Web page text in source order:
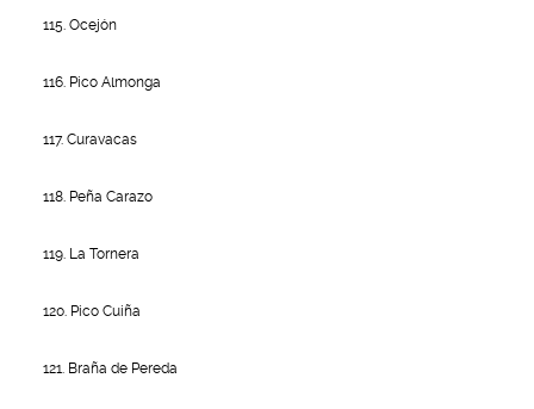
115. Ocejón
116. Pico Almonga
117. Curavacas
118. Peña Carazo
119. La Tornera
120. Pico Cuiña
121. Braña de Pereda